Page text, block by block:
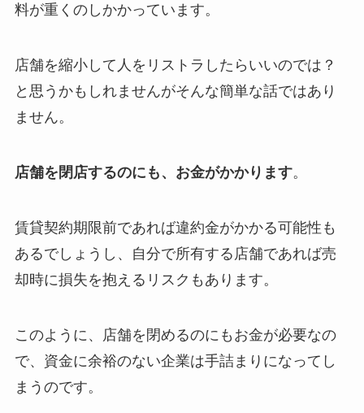
料が重くのしかかっています。
店舗を縮小して人をリストラしたらいいのでは？
と思うかもしれませんがそんな簡単な話ではあり
ません。
店舗を閉店するのにも、お金がかかります。
賃貸契約期限前であれば違約金がかかる可能性も
あるでしょうし、自分で所有する店舗であれば売
却時に損失を抱えるリスクもあります。
このように、店舗を閉めるのにもお金が必要なの
で、資金に余裕のない企業は手詰まりになってし
まうのです。